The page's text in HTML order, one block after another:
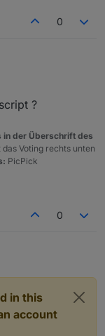
0
?
in der Überschrift des
Voting rechts unten
PicPick
0
in this
account